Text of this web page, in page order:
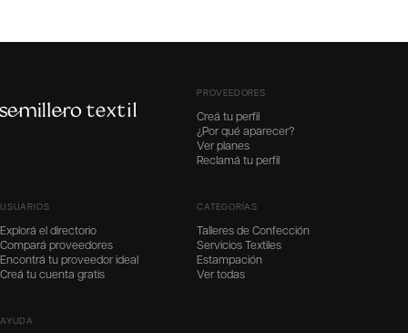
PROVEEDORES
Creá tu perfil
¿Por qué aparecer?
Ver planes
Reclamá tu perfil
USUARIOS
Explorá el directorio
Compará proveedores
Encontrá tu proveedor ideal
Creá tu cuenta gratis
CATEGORÍAS
Talleres de Confección
Servicios Textiles
Estampación
Ver todas
AYUDA